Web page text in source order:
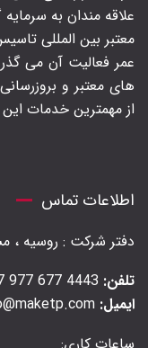
علاقه مندان به سرمایه
معتبر بین المللی
عمر فعالیت آن می
های معتبر و
از مهمترین خدمات
اطلاعات تماس
دفتر شرکت : روسیه ،
تلفن:
ایمیل: